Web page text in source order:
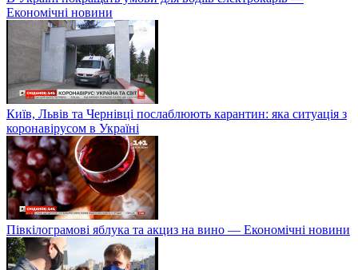
Економічні новини
Київ, Львів та Чернівці послаблюють карантин: яка ситуація з
коронавірусом в Україні
Півкілограмові яблука та акциз на вино — Економічні новини